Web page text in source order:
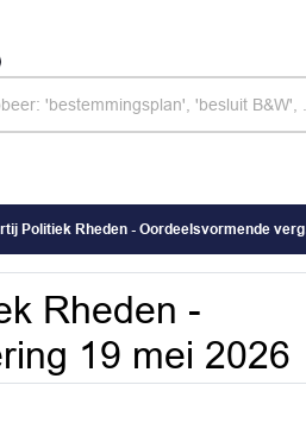
Rheden - Oordeelsvormende vergadering 19 mei 2026
Rheden -
19 mei 2026